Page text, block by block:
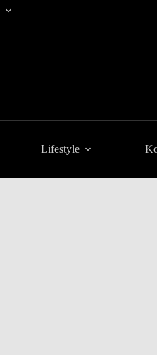
Lifestyle